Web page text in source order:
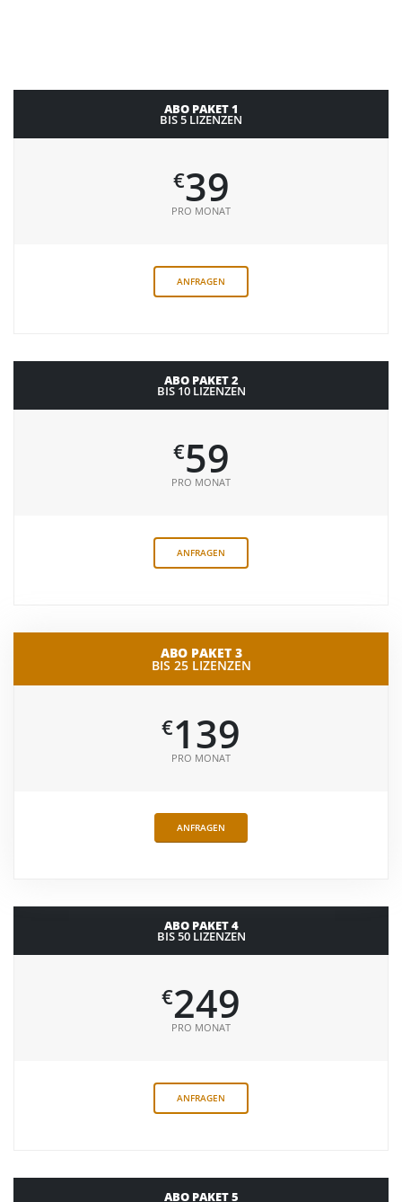
ABO PAKET 1
BIS 5 LIZENZEN
€39
PRO MONAT
ANFRAGEN
ABO PAKET 2
BIS 10 LIZENZEN
€59
PRO MONAT
ANFRAGEN
ABO PAKET 3
BIS 25 LIZENZEN
€139
PRO MONAT
ANFRAGEN
ABO PAKET 4
BIS 50 LIZENZEN
€249
PRO MONAT
ANFRAGEN
ABO PAKET 5